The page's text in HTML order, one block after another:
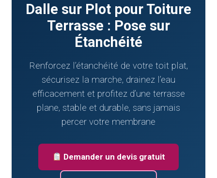
Dalle sur Plot pour Toiture
Terrasse : Pose sur
Étanchéité
Renforcez l’étanchéité de votre toit plat,
sécurisez la marche, drainez l’eau
efficacement et profitez d’une terrasse
plane, stable et durable, sans jamais
percer votre membrane
Demander un devis gratuit